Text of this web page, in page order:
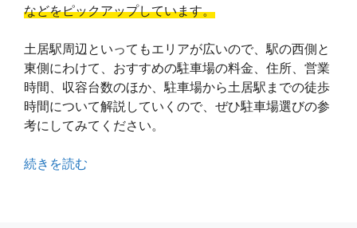
などをピックアップしています。
土居駅周辺といってもエリアが広いので、駅の西側と
東側にわけて、おすすめの駐車場の料金、住所、営業
時間、収容台数のほか、駐車場から土居駅までの徒歩
時間について解説していくので、ぜひ駐車場選びの参
考にしてみてください。
続きを読む